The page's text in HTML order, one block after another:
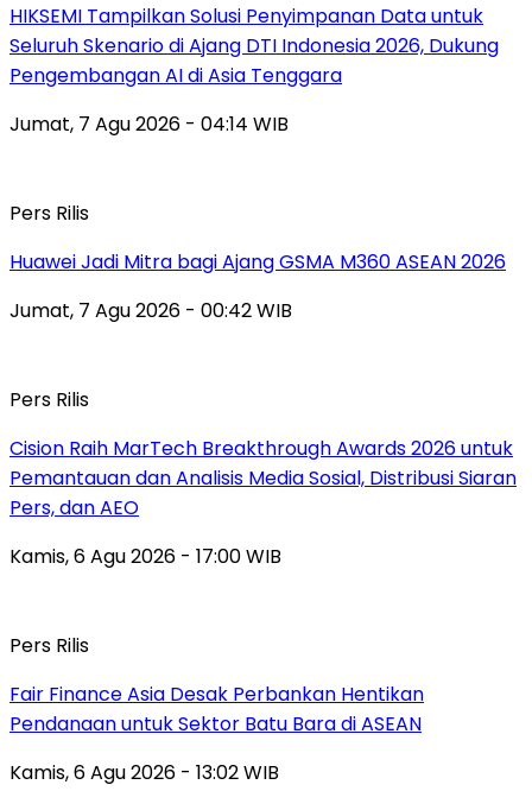
HIKSEMI Tampilkan Solusi Penyimpanan Data untuk
Seluruh Skenario di Ajang DTI Indonesia 2026, Dukung
Pengembangan AI di Asia Tenggara
Jumat, 7 Agu 2026 - 04:14 WIB
Pers Rilis
Huawei Jadi Mitra bagi Ajang GSMA M360 ASEAN 2026
Jumat, 7 Agu 2026 - 00:42 WIB
Pers Rilis
Cision Raih MarTech Breakthrough Awards 2026 untuk
Pemantauan dan Analisis Media Sosial, Distribusi Siaran
Pers, dan AEO
Kamis, 6 Agu 2026 - 17:00 WIB
Pers Rilis
Fair Finance Asia Desak Perbankan Hentikan
Pendanaan untuk Sektor Batu Bara di ASEAN
Kamis, 6 Agu 2026 - 13:02 WIB